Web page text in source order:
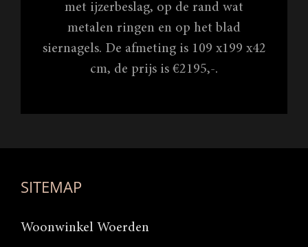
met ijzerbeslag, op de rand wat
metalen ringen en op het blad
siernagels. De afmeting is 109 x199 x42
cm, de prijs is €2195,-.
SITEMAP
Woonwinkel Woerden